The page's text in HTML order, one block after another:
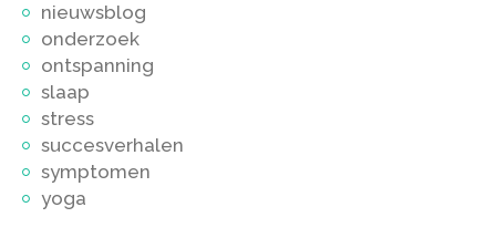
nieuwsblog
onderzoek
ontspanning
slaap
stress
succesverhalen
symptomen
yoga